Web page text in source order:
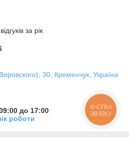
за рік
30, Кременчук, Україна
до 17:00
роботи
КНОПКА
ЗВ'ЯЗКУ